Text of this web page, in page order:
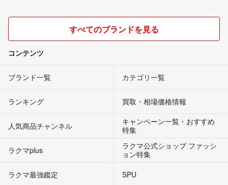
すべてのブランドを見る
コンテンツ
ブランド一覧 カテゴリ一覧
ランキング 買取・相場価格情報
人気商品チャンネル
キャンペーン一覧・おすすめ
特集
ラクマplus
ラクマ公式ショップ ファッシ
ョン特集
ラクマ最強鑑定
SPU